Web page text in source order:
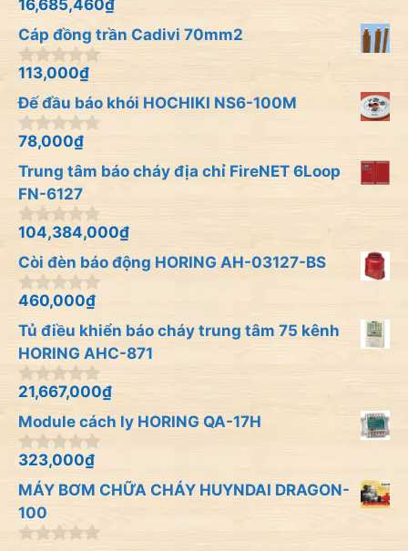
5
0
n
g
o
à
5
16,685,460₫
Cáp đồng trần Cadivi 70mm2
0
n
g
o
à
5
113,000₫
Đế đầu báo khói HOCHIKI NS6-100M
0
n
g
o
à
i
5
78,000₫
Trung tâm báo cháy địa chỉ FireNET 6Loop
FN-6127
0
n
g
o
à
5
104,384,000₫
Còi đèn báo động HORING AH-03127-BS
0
n
g
o
à
i
5
460,000₫
Tủ điều khiển báo cháy trung tâm 75 kênh
HORING AHC-871
0
n
g
o
à
5
21,667,000₫
Module cách ly HORING QA-17H
0
n
g
o
à
i
323,000₫
MÁY BƠM CHỮA CHÁY HUYNDAI DRAGON-
100